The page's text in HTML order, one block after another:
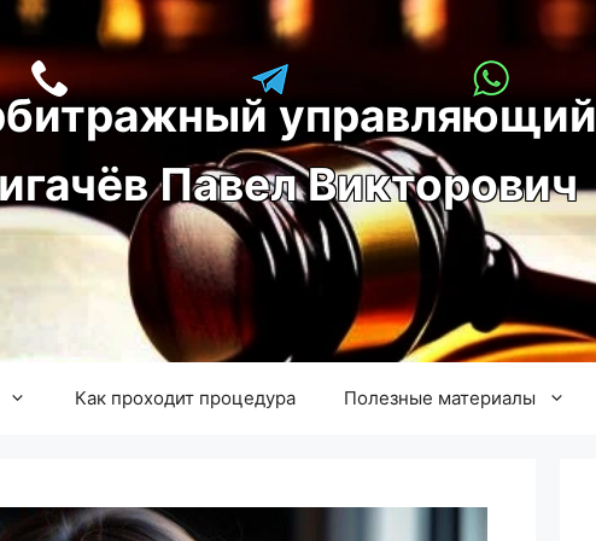
управляющий
игачёв Павел Викторович
Как проходит процедура Полезные материалы